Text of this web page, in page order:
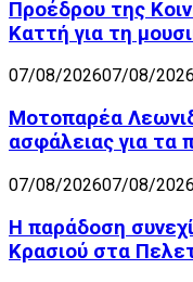
Προέδρου της
Καττή για τη
07/08/202607/08/2026
Μοτοπαρέα
ασφάλειας για τα
07/08/202607/08/2026
Η παράδοση
Κρασιού στα